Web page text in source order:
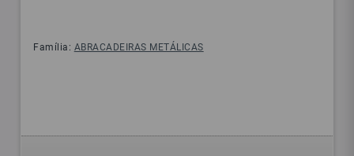
Família: ABRACADEIRAS METÁLICAS